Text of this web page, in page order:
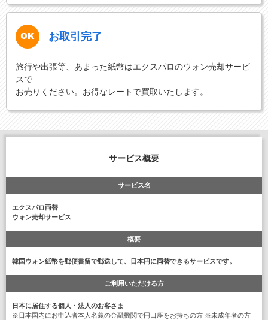
お取引完了
旅行や出張等、あまった紙幣はエクスパロのウォン売却サービ
スで
お売りください。お得なレートで買取いたします。
サービス概要
サービス名
エクスパロ両替
ウォン売却サービス
概要
韓国ウォン紙幣を郵便書留で郵送して、日本円に両替できるサービスです。
ご利用いただける方
日本に居住する個人・法人のお客さま
※日本国内にお申込者本人名義の金融機関で円口座をお持ちの方 ※未成年者の方